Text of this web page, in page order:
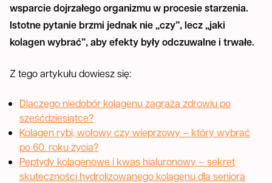
wsparcie dojrzałego organizmu w procesie starzenia.
Istotne pytanie brzmi jednak nie „czy”, lecz „jaki
kolagen wybrać”, aby efekty były odczuwalne i trwałe.
Z tego artykułu dowiesz się:
Dlaczego niedobór kolagenu zagraża zdrowiu po
sześćdziesiątce?
Kolagen rybi, wołowy czy wieprzowy – który wybrać
po 60. roku życia?
Peptydy kolagenowe i kwas hialuronowy – sekret
skuteczności hydrolizowanego kolagenu dla seniora